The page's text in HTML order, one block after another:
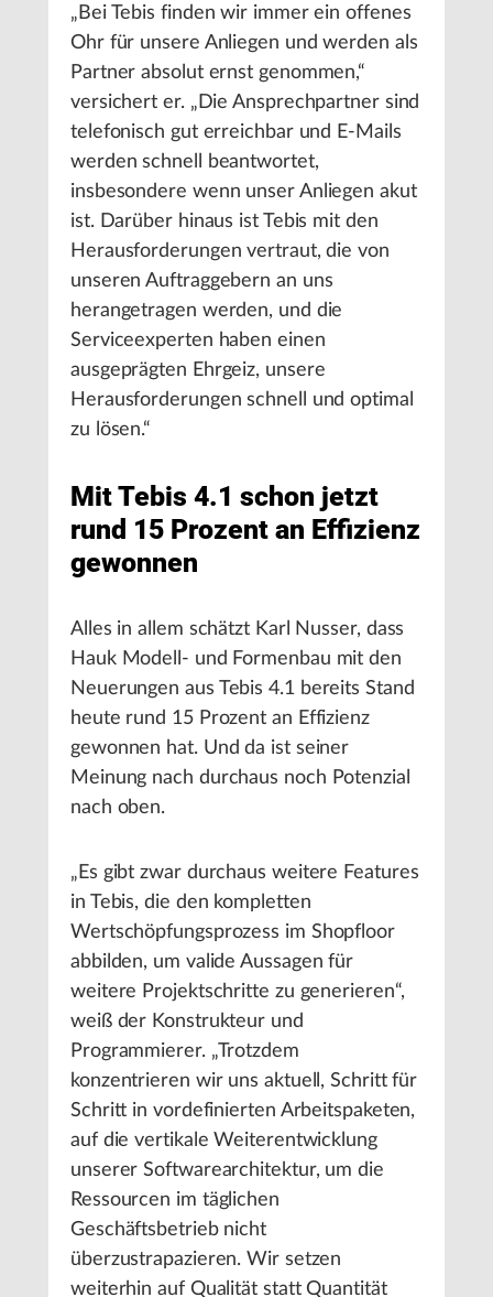
„Bei Tebis finden wir immer ein offenes
Ohr für unsere Anliegen und werden als
Partner absolut ernst genommen,“
versichert er. „Die Ansprechpartner sind
telefonisch gut erreichbar und E-Mails
werden schnell beantwortet,
insbesondere wenn unser Anliegen akut
ist. Darüber hinaus ist Tebis mit den
Herausforderungen vertraut, die von
unseren Auftraggebern an uns
herangetragen werden, und die
Serviceexperten haben einen
ausgeprägten Ehrgeiz, unsere
Herausforderungen schnell und optimal
zu lösen.“
Mit Tebis 4.1 schon jetzt
rund 15 Prozent an Effizienz
gewonnen
Alles in allem schätzt Karl Nusser, dass
Hauk Modell- und Formenbau mit den
Neuerungen aus Tebis 4.1 bereits Stand
heute rund 15 Prozent an Effizienz
gewonnen hat. Und da ist seiner
Meinung nach durchaus noch Potenzial
nach oben.
„Es gibt zwar durchaus weitere Features
in Tebis, die den kompletten
Wertschöpfungsprozess im Shopfloor
abbilden, um valide Aussagen für
weitere Projektschritte zu generieren“,
weiß der Konstrukteur und
Programmierer. „Trotzdem
konzentrieren wir uns aktuell, Schritt für
Schritt in vordefinierten Arbeitspaketen,
auf die vertikale Weiterentwicklung
unserer Softwarearchitektur, um die
Ressourcen im täglichen
Geschäftsbetrieb nicht
überzustrapazieren. Wir setzen
weiterhin auf Qualität statt Quantität